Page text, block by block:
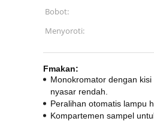
Bobot:
Menyoroti:
Fmakan:
Monokromator dengan
nyasar rendah.
Peralihan otomatis lampu
Kompartemen sampel